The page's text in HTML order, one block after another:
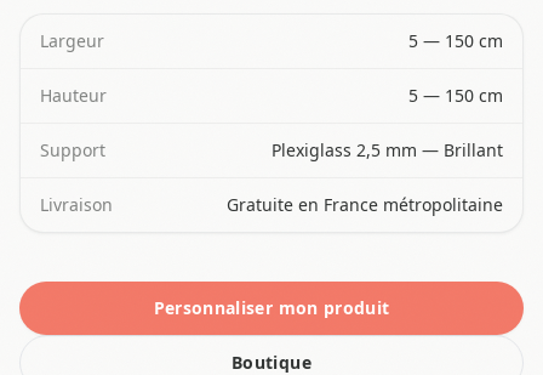
Largeur 5 — 150 cm
Hauteur 5 — 150 cm
Support Plexiglass 2,5 mm — Brillant
Livraison Gratuite en France métropolitaine
Personnaliser mon produit
Boutique